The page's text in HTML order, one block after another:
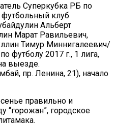
Суперкубка РБ по
футбольный клуб
Альберт
Марат Равильевич,
Тимур Миннигалеевич/
футболу 2017 г., 1 лига,
выезде.
пр. Ленина, 21), начало
правильно и
городское